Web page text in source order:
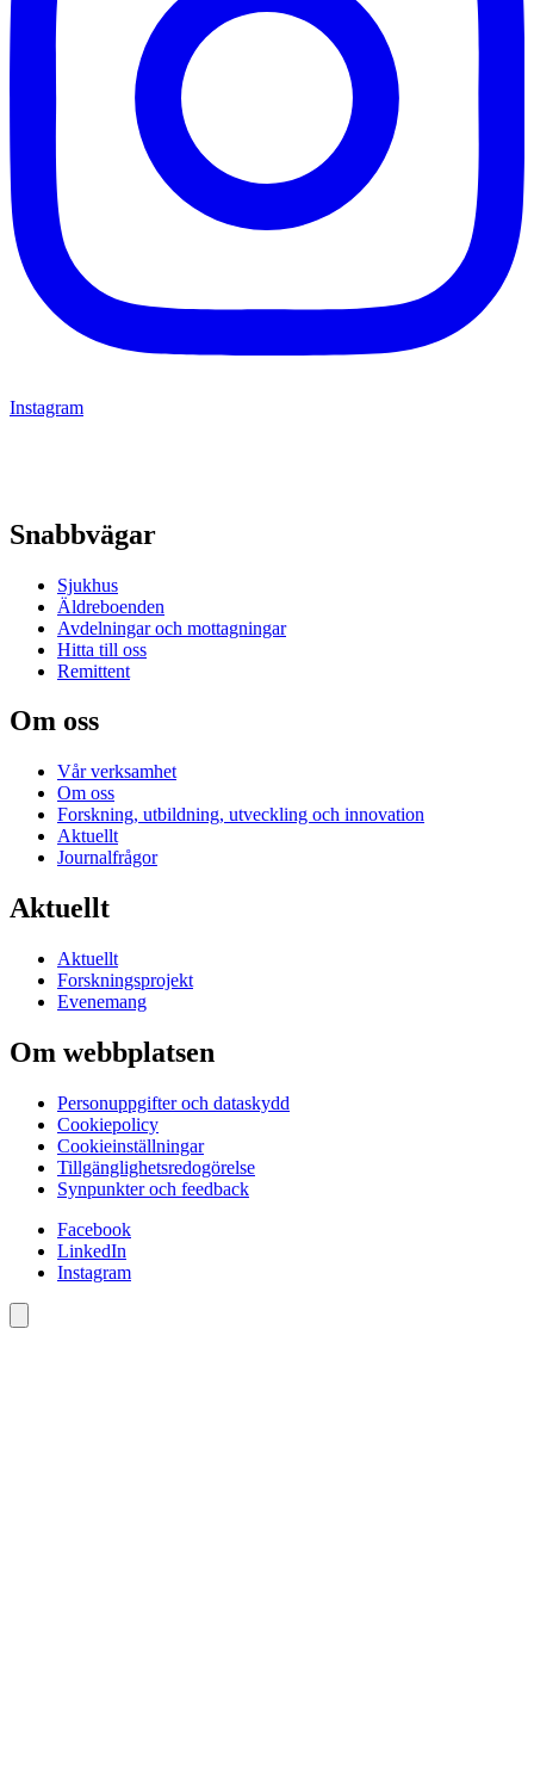
Instagram
Snabbvägar
Sjukhus
Äldreboenden
Avdelningar och mottagningar
Hitta till oss
Remittent
Om oss
Vår verksamhet
Om oss
Forskning, utbildning, utveckling och innovation
Aktuellt
Journalfrågor
Aktuellt
Aktuellt
Forskningsprojekt
Evenemang
Om webbplatsen
Personuppgifter och dataskydd
Cookiepolicy
Cookieinställningar
Tillgänglighetsredogörelse
Synpunkter och feedback
Facebook
LinkedIn
Instagram